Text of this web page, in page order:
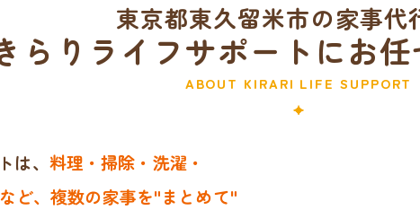
東京都東久留米市の家事代
らりライフサポートにお任
ABOUT KIRARI LIFE SUPPORT
は、 料理・掃除・洗濯・
ど、複数の家事を"まとめて"